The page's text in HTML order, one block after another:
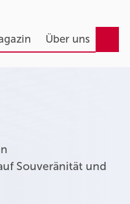
Über uns
Souveränität und